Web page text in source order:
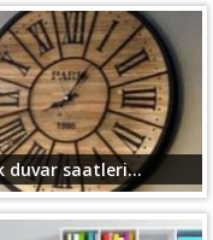
duvar saatleri...